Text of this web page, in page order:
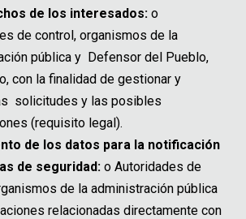
de los interesados: o
de control, organismos de la
pública y Defensor del Pueblo,
con la finalidad de gestionar y
solicitudes y las posibles
(requisito legal).
de los datos para la notificación
de seguridad: o Autoridades de
de la administración pública
relacionadas directamente con